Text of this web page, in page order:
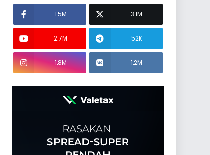
1.5M 3.1M
2.7M 52K
1.8M 1.2M